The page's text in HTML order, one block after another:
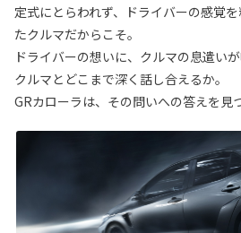
定式にとらわれず、ドライバーの感覚
たクルマだからこそ。
ドライバーの想いに、クルマの息遣いが
クルマとどこまで深く話し合えるか。
GRカローラは、その問いへの答えを見